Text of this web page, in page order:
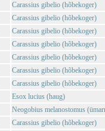
Carassius gibelio (hõbekoger)
Carassius gibelio (hõbekoger)
Carassius gibelio (hõbekoger)
Carassius gibelio (hõbekoger)
Carassius gibelio (hõbekoger)
Carassius gibelio (hõbekoger)
Carassius gibelio (hõbekoger)
Esox lucius (haug)
Neogobius melanostomus
Carassius gibelio (hõbekoger)